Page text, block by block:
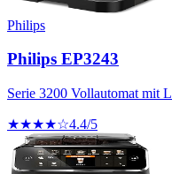
Philips
Philips EP3243
Serie 3200 Vollautomat mit
★★★★☆4.4/5